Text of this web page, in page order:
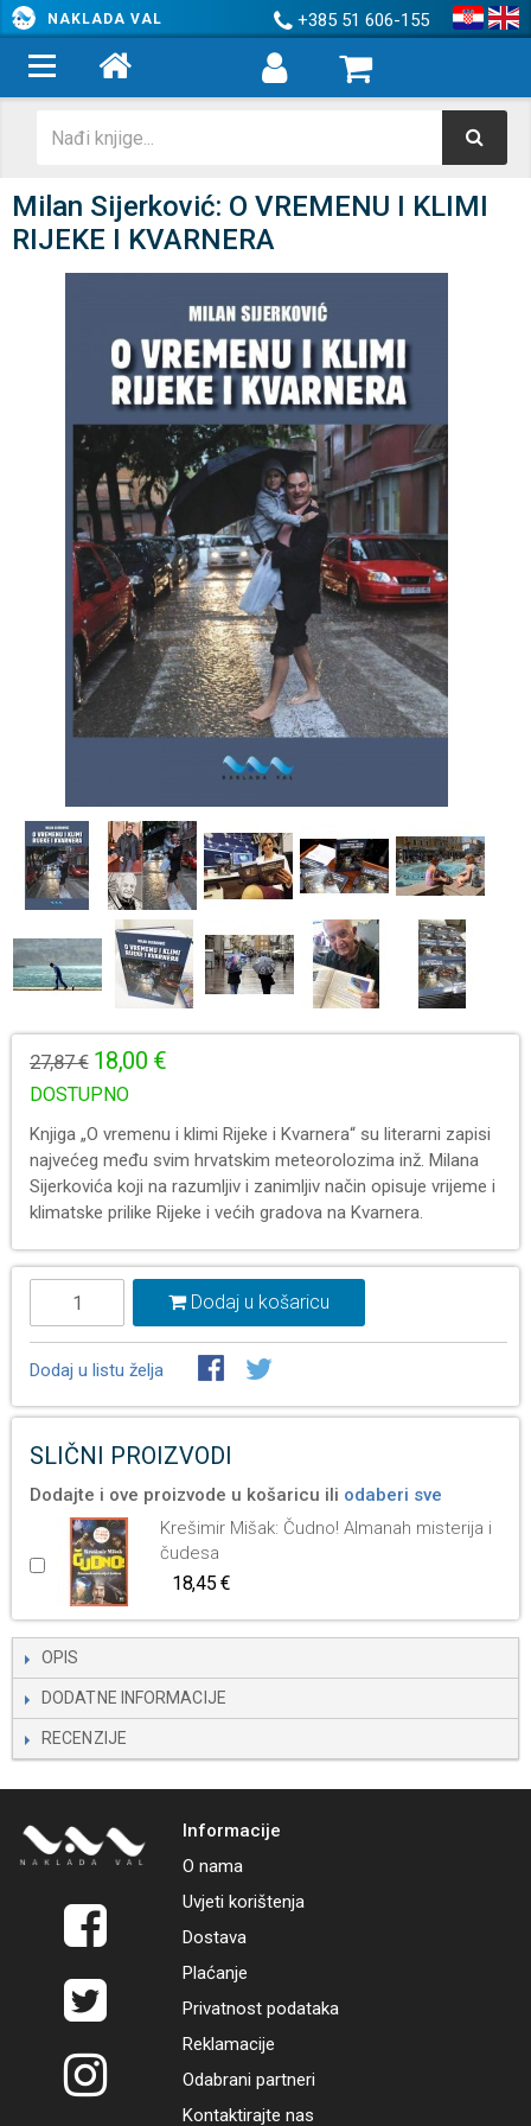
NAKLADA VAL +385 51 606-155
Milan Sijerković: O VREMENU I KLIMI
RIJEKE I KVARNERA
27,87 € 18,00 €
DOSTUPNO
Knjiga „O vremenu i klimi Rijeke i Kvarnera“ su literarni zapisi
najvećeg među svim hrvatskim meteorolozima inž. Milana
Sijerkovića koji na razumljiv i zanimljiv način opisuje vrijeme i
klimatske prilike Rijeke i većih gradova na Kvarnera.
Dodaj u košaricu
Dodaj u listu želja
SLIČNI PROIZVODI
Dodajte i ove proizvode u košaricu ili odaberi sve
Krešimir Mišak: Čudno! Almanah misterija i
čudesa
18,45 €
OPIS
DODATNE INFORMACIJE
RECENZIJE
Informacije
O nama
Uvjeti korištenja
Dostava
Plaćanje
Privatnost podataka
Reklamacije
Odabrani partneri
Kontaktirajte nas